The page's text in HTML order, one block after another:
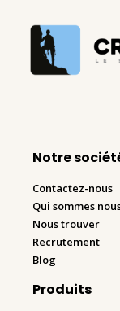
Notre
Contactez-nous
Qui sommes
Nous trouver
Recrutement
Blog
Produits